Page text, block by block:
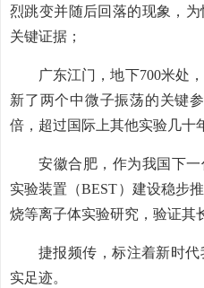
烈跳变并随后回落的现象，
关键证据；
广东江门，地下700米处
新了两个中微子振荡的关键
倍，超过国际上其他实验几十
安徽合肥，作为我国下
实验装置（BEST）建设稳步
烧等离子体实验研究，验证
捷报频传，标注着新时
实足迹。